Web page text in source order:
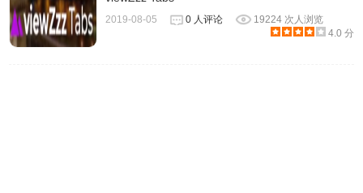
2019-08-05 0 人评论
19224 次人浏览
4.0 分